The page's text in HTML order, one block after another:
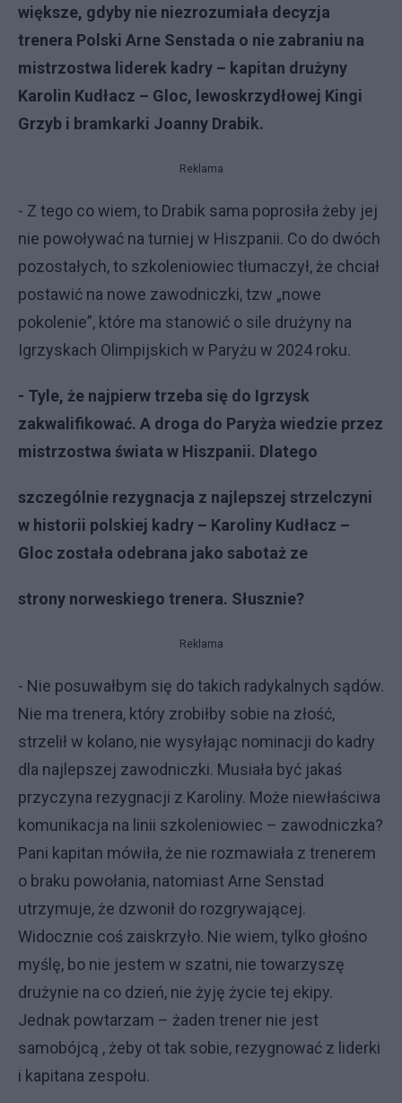
większe, gdyby nie niezrozumiała decyzja
trenera Polski Arne Senstada o nie zabraniu na
mistrzostwa liderek kadry – kapitan drużyny
Karolin Kudłacz – Gloc, lewoskrzydłowej Kingi
Grzyb i bramkarki Joanny Drabik.
Reklama
- Z tego co wiem, to Drabik sama poprosiła żeby jej
nie powoływać na turniej w Hiszpanii. Co do dwóch
pozostałych, to szkoleniowiec tłumaczył, że chciał
postawić na nowe zawodniczki, tzw „nowe
pokolenie”, które ma stanowić o sile drużyny na
Igrzyskach Olimpijskich w Paryżu w 2024 roku.
- Tyle, że najpierw trzeba się do Igrzysk
zakwalifikować. A droga do Paryża wiedzie przez
mistrzostwa świata w Hiszpanii. Dlatego
szczególnie rezygnacja z najlepszej strzelczyni
w historii polskiej kadry – Karoliny Kudłacz –
Gloc została odebrana jako sabotaż ze
strony norweskiego trenera. Słusznie?
Reklama
- Nie posuwałbym się do takich radykalnych sądów.
Nie ma trenera, który zrobiłby sobie na złość,
strzelił w kolano, nie wysyłając nominacji do kadry
dla najlepszej zawodniczki. Musiała być jakaś
przyczyna rezygnacji z Karoliny. Może niewłaściwa
komunikacja na linii szkoleniowiec – zawodniczka?
Pani kapitan mówiła, że nie rozmawiała z trenerem
o braku powołania, natomiast Arne Senstad
utrzymuje, że dzwonił do rozgrywającej.
Widocznie coś zaiskrzyło. Nie wiem, tylko głośno
myślę, bo nie jestem w szatni, nie towarzyszę
drużynie na co dzień, nie żyję życie tej ekipy.
Jednak powtarzam – żaden trener nie jest
samobójcą , żeby ot tak sobie, rezygnować z liderki
i kapitana zespołu.